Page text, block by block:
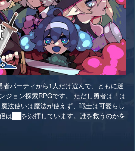
者パーティから1人だけ選んで、ともに迷
ジョン探索RPGです。 ただし勇者は「は
法使いは魔法が使えず、戦士は可愛らし
は██を崇拝しています。誰を救うのかを